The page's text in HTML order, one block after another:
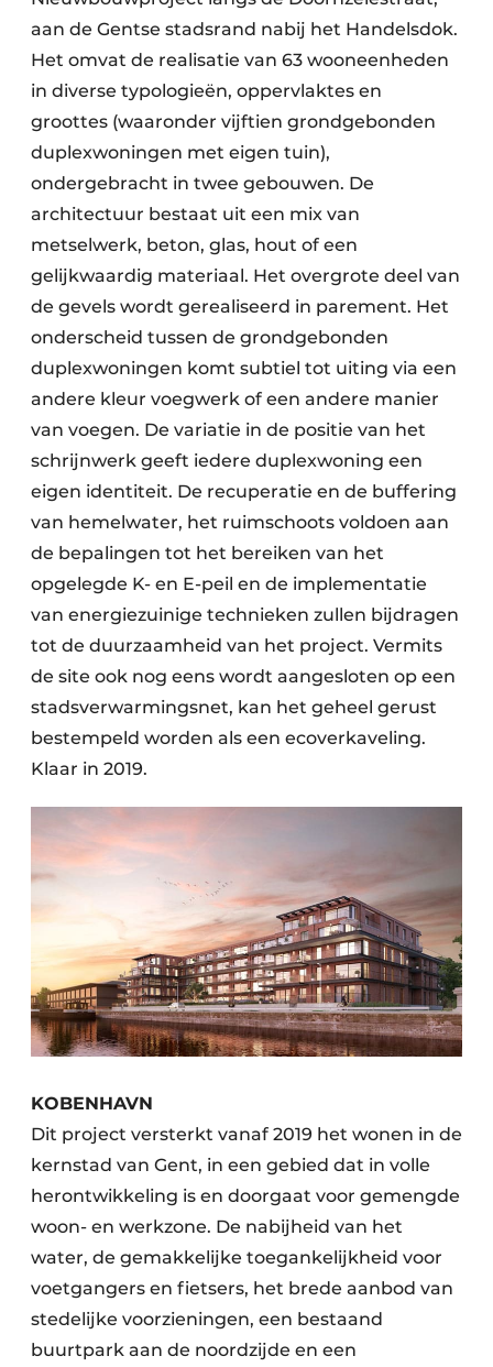
aan de Gentse stadsrand nabij het Handelsdok.
Het omvat de realisatie van 63 wooneenheden
in diverse typologieën, oppervlaktes en
groottes (waaronder vijftien grondgebonden
duplexwoningen met eigen tuin),
ondergebracht in twee gebouwen. De
architectuur bestaat uit een mix van
metselwerk, beton, glas, hout of een
gelijkwaardig materiaal. Het overgrote deel van
de gevels wordt gerealiseerd in parement. Het
onderscheid tussen de grondgebonden
duplexwoningen komt subtiel tot uiting via een
andere kleur voegwerk of een andere manier
van voegen. De variatie in de positie van het
schrijnwerk geeft iedere duplexwoning een
eigen identiteit. De recuperatie en de buffering
van hemelwater, het ruimschoots voldoen aan
de bepalingen tot het bereiken van het
opgelegde K- en E-peil en de implementatie
van energiezuinige technieken zullen bijdragen
tot de duurzaamheid van het project. Vermits
de site ook nog eens wordt aangesloten op een
stadsverwarmingsnet, kan het geheel gerust
bestempeld worden als een ecoverkaveling.
Klaar in 2019.
KOBENHAVN
Dit project versterkt vanaf 2019 het wonen in de
kernstad van Gent, in een gebied dat in volle
herontwikkeling is en doorgaat voor gemengde
woon- en werkzone. De nabijheid van het
water, de gemakkelijke toegankelijkheid voor
voetgangers en fietsers, het brede aanbod van
stedelijke voorzieningen, een bestaand
buurtpark aan de noordzijde en een